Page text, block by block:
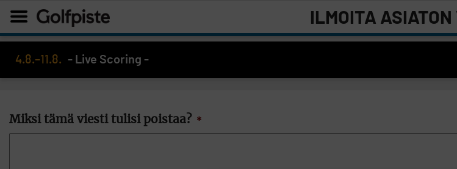
ILMOITA ASIATON
4.8.–11.8. - Live Scoring -
Miksi tämä viesti tulisi poistaa? *